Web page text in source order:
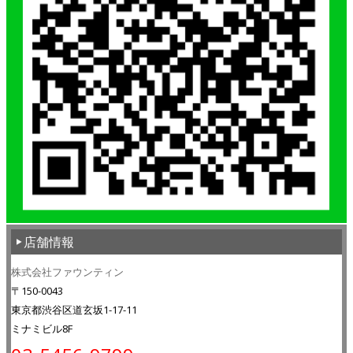
店舗情報
株式会社ファウンティン
〒150-0043
東京都渋谷区道玄坂1-17-11
ミナミビル8F